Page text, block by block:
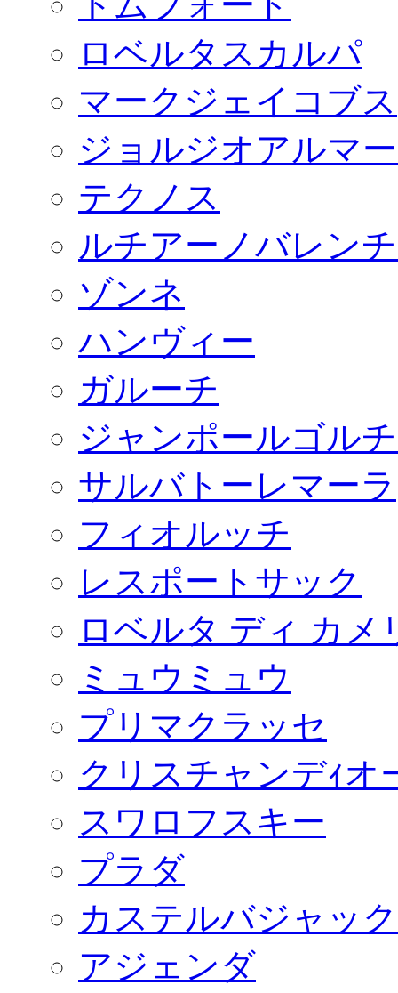
ロベルタスカルパ
マークジェイコブス
ジョルジオアルマ
テクノス
ルチアーノバレン
ゾンネ
ハンヴィー
ガルーチ
ジャンポールゴル
サルバトーレマーラ
フィオルッチ
レスポートサック
ロベルタ ディ カメ
ミュウミュウ
プリマクラッセ
クリスチャンデｨオ
スワロフスキー
プラダ
カステルバジャック
アジェンダ